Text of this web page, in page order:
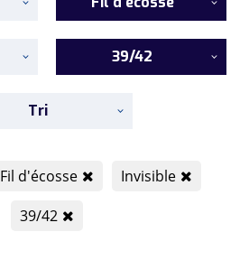
39/42
Tri
Fil d'écosse
Invisible
39/42